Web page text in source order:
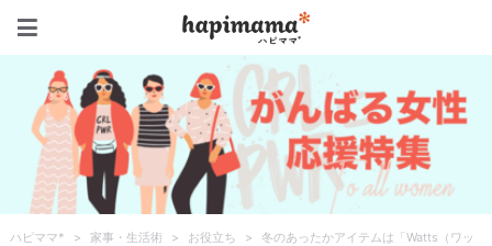
ハピママ* > 家事・生活術 > お役立ち >
冬のあったかアイテムは「Watts（ワッ